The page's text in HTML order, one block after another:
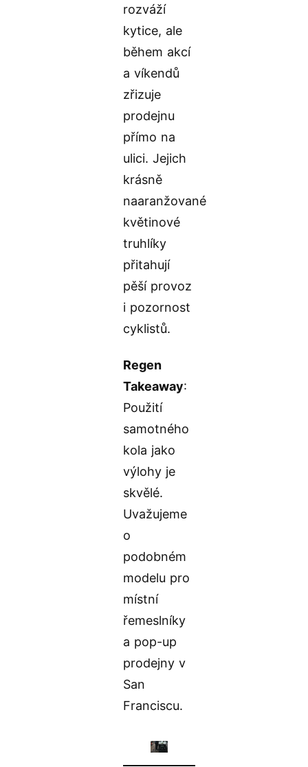
rozváží
kytice, ale
během akcí
a víkendů
zřizuje
prodejnu
přímo na
ulici. Jejich
krásně
naaranžované
květinové
truhlíky
přitahují
pěší provoz
i pozornost
cyklistů.
Regen
Takeaway:
Použití
samotného
kola jako
výlohy je
skvělé.
Uvažujeme
o
podobném
modelu pro
místní
řemeslníky
a pop-up
prodejny v
San
Franciscu.